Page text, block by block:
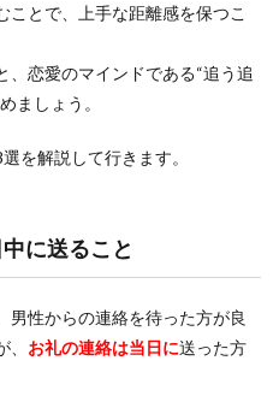
ことで、上手な距離感を保つこ
、恋愛のマインドである“追う追
ましょう。
を解説して行きます。
に送ること
男性からの連絡を待った方が良
お礼の連絡は当日に送った方